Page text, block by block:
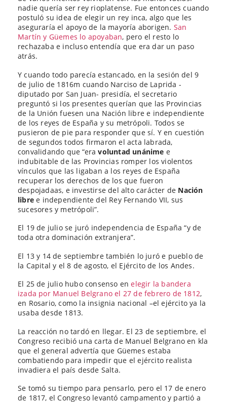
nadie quería ser rey rioplatense. Fue entonces cuando
postuló su idea de elegir un rey inca, algo que les
aseguraría el apoyo de la mayoría aborigen. San
Martín y Güemes lo apoyaban, pero el resto lo
rechazaba e incluso entendía que era dar un paso
atrás.
Y cuando todo parecía estancado, en la sesión del 9
de julio de 1816m cuando Narciso de Laprida -
diputado por San Juan- presidía, el secretario
preguntó si los presentes querían que las Provincias
de la Unión fuesen una Nación libre e independiente
de los reyes de España y su metrópoli. Todos se
pusieron de pie para responder que sí. Y en cuestión
de segundos todos firmaron el acta labrada,
convalidando que “era voluntad unánime e
indubitable de las Provincias romper los violentos
vínculos que las ligaban a los reyes de España
recuperar los derechos de los que fueron
despojadaas, e investirse del alto carácter de Nación
libre e independiente del Rey Fernando VII, sus
sucesores y metrópoli”.
El 19 de julio se juró independencia de España “y de
toda otra dominación extranjera”.
El 13 y 14 de septiembre también lo juró e pueblo de
la Capital y el 8 de agosto, el Ejército de los Andes.
El 25 de julio hubo consenso enelegir la bandera
izada por Manuel Belgrano el 27 de febrero de 1812,
en Rosario, como la insignia nacional –el ejército ya la
usaba desde 1813.
La reacción no tardó en llegar. El 23 de septiembre, el
Congreso recibió una carta de Manuel Belgrano en kla
que el general advertía que Güemes estaba
combatiendo para impedir que el ejército realista
invadiera el país desde Salta.
Se tomó su tiempo para pensarlo, pero el 17 de enero
de 1817, el Congreso levantó campamento y partió a